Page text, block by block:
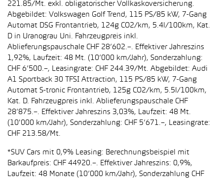
221.85/Mt. exkl. obligatorischer Vollkaskoversicherung.
Abgebildet: Volkswagen Golf Trend, 115 PS/85 kW, 7-Gang
Automat DSG Frontantrieb, 124g CO2/km, 5.4l/100km, Kat.
D in Uranograu Uni. Fahrzeugpreis inkl.
Ablieferungspauschale CHF 28’602.–. Effektiver Jahreszins
1,92%, Laufzeit: 48 Mt. (10’000 km/Jahr), Sonderzahlung:
CHF 6’500.–, Leasingrate: CHF 244.39/Mt. Abgebildet: Audi
A1 Sportback 30 TFSI Attraction, 115 PS/85 kW, 7-Gang
Automat S-tronic Frontantrieb, 125g CO2/km, 5.5l/100km,
Kat. D. Fahrzeugpreis inkl. Ablieferungspauschale CHF
28’875.–. Effektiver Jahreszins 3,03%, Laufzeit: 48 Mt.
(10'000 km/Jahr), Sonderzahlung: CHF 5’671.–, Leasingrate:
CHF 213.58/Mt.
*SUV Cars mit 0,9% Leasing: Berechnungsbeispiel mit
Barkaufpreis: CHF 44920.–. Effektiver Jahreszins: 0,9%,
Laufzeit: 48 Monate (10’000 km/Jahr), Sonderzahlung CHF